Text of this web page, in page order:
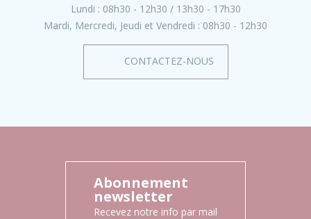
Lundi : 08h30 - 12h30
13h30 - 17h30
Mardi, Mercredi, Jeudi et Vendredi : 08h30 - 12h30
CONTACTEZ-NOUS
Abonnement
newsletter
Recevez notre info par mail